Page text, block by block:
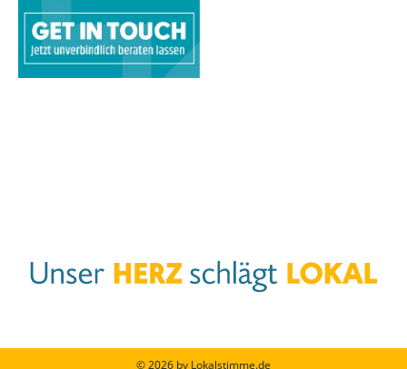
© 2026 by Lokalstimme.de